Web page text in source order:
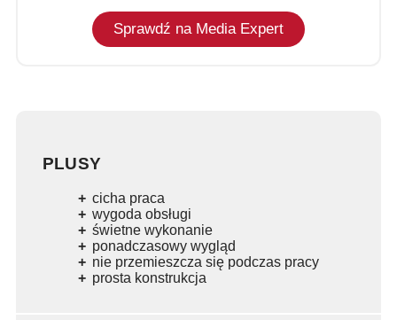
Sprawdź na Media Expert
PLUSY
cicha praca
wygoda obsługi
świetne wykonanie
ponadczasowy wygląd
nie przemieszcza się podczas pracy
prosta konstrukcja